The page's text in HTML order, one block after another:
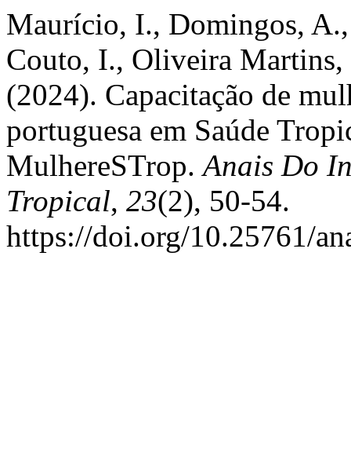
Maurício, I., Domingos,
Couto, I., Oliveira
(2024). Capacitação de
portuguesa em Saúde
MulhereSTrop.Anais Do
Tropical, 23(2), 50-54.
https://doi.org/10.25761/